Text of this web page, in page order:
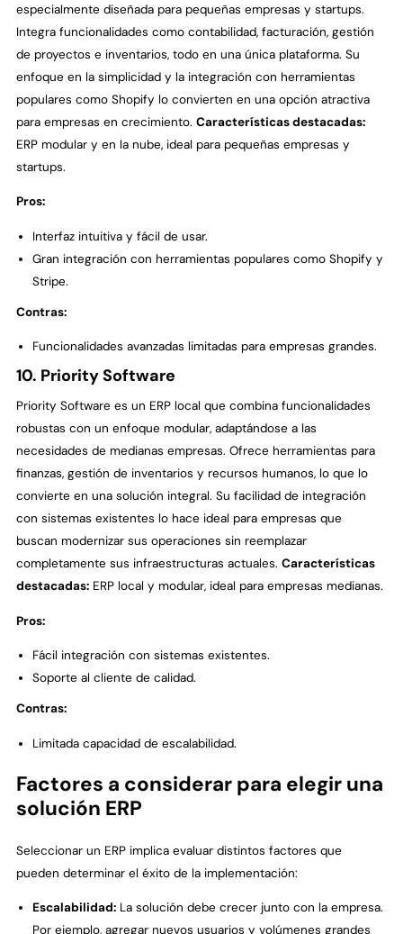
especialmente diseñada para pequeñas empresas y startups.
Integra funcionalidades como contabilidad, facturación, gestión
de proyectos e inventarios, todo en una única plataforma. Su
enfoque en la simplicidad y la integración con herramientas
populares como Shopify lo convierten en una opción atractiva
para empresas en crecimiento. Características destacadas:
ERP modular y en la nube, ideal para pequeñas empresas y
startups.
Pros:
Interfaz intuitiva y fácil de usar.
Gran integración con herramientas populares como Shopify y
Stripe.
Contras:
Funcionalidades avanzadas limitadas para empresas grandes.
10. Priority Software
Priority Software es un ERP local que combina funcionalidades
robustas con un enfoque modular, adaptándose a las
necesidades de medianas empresas. Ofrece herramientas para
finanzas, gestión de inventarios y recursos humanos, lo que lo
convierte en una solución integral. Su facilidad de integración
con sistemas existentes lo hace ideal para empresas que
buscan modernizar sus operaciones sin reemplazar
completamente sus infraestructuras actuales. Características
destacadas: ERP local y modular, ideal para empresas medianas.
Pros:
Fácil integración con sistemas existentes.
Soporte al cliente de calidad.
Contras:
Limitada capacidad de escalabilidad.
Factores a considerar para elegir una
solución ERP
Seleccionar un ERP implica evaluar distintos factores que
pueden determinar el éxito de la implementación:
Escalabilidad: La solución debe crecer junto con la empresa.
Por ejemplo, agregar nuevos usuarios y volúmenes grandes